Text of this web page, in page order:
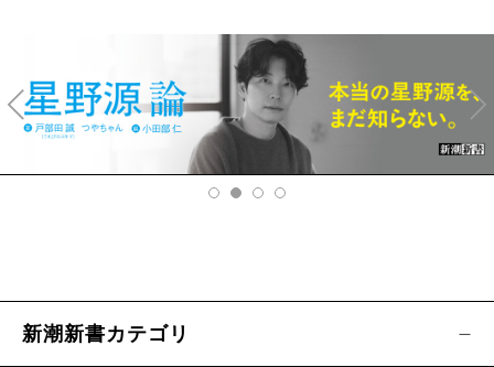
v
Ne
xt
新潮新書カテゴリ